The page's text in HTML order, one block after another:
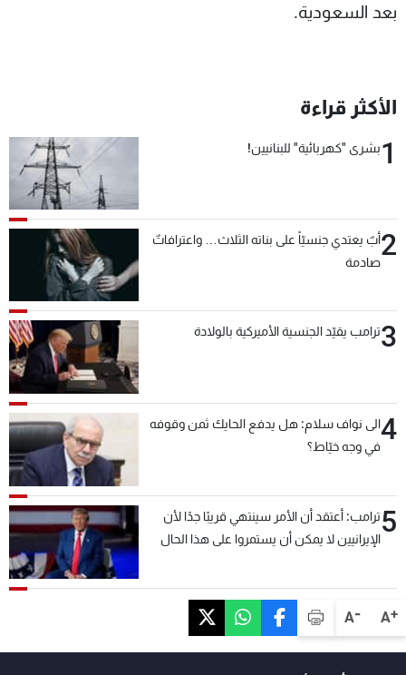
A+
A-
بعد السعودية.
الأكثر قراءة
1بشرى "كهربائية" للبنانيين!
2أبٌ يعتدي جنسيّاً على بناته الثلاث… واعترافاتٌ
صادمة
3ترامب يقيّد الجنسية الأميركية بالولادة
4الى نواف سلام: هل يدفع الحايك ثمن وقوفه
في وجه خيّاط؟
5ترامب: أعتقد أن الأمر سينتهي قريبًا جدًا لأن
الإيرانيين لا يمكن أن يستمروا على هذا الحال